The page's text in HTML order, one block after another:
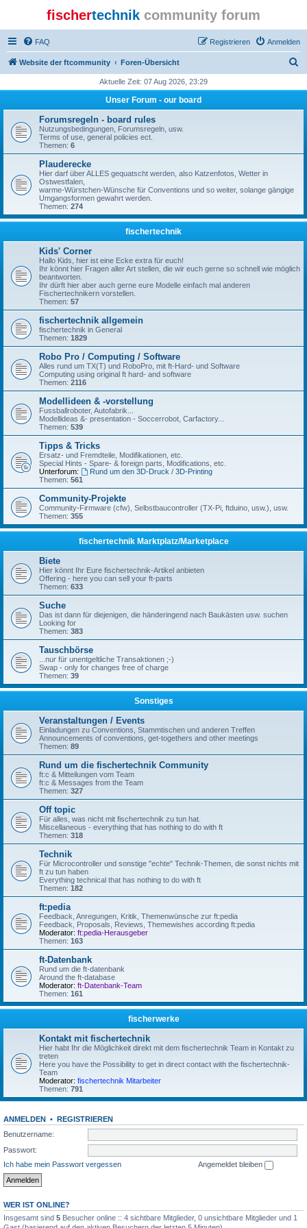
fischertechnik community forum
FAQ Anmelden
Registrieren
Website der ftcommunity Foren-Übersicht
h
Aktuelle Zeit: 07 Aug 2026, 23:29
Unser Forum - our board
Forumsregeln - board rules
Nutzungsbedingungen, Forumsregeln, usw.
Terms of use, general policies ect.
Themen: 6
Plauderecke
Hier darf über ALLES gequatscht werden, also Katzenfotos, Wetter in
Ostwestfalen,
warme-Würstchen-Wünsche für Conventions und so weiter, solange gängige
Umgangsformen gewahrt werden.
Themen: 274
fischertechnik
Kids' Corner
Hallo Kids, hier ist eine Ecke extra für euch!
Ihr könnt hier Fragen aller Art stellen, die wir euch gerne so schnell wie möglich
beantworten.
Ihr dürft hier aber auch gerne eure Modelle einfach mal anderen
Fischertechnikern vorstellen.
Themen: 57
fischertechnik allgemein
fischertechnik in General
Themen: 1829
Robo Pro / Computing / Software
Alles rund um TX(T) und RoboPro, mit ft-Hard- und Software
Computing using original ft hard- and software
Themen: 2116
Modellideen & -vorstellung
Fussballroboter, Autofabrik...
Modellideas &- presentation - Soccerrobot, Carfactory...
Themen: 539
Tipps & Tricks
Ersatz- und Fremdteile, Modifikationen, etc.
Special Hints - Spare- & foreign parts, Modifications, etc.
Unterforum:
Rund um den 3D-Druck / 3D-Printing
Themen: 561
Community-Projekte
Community-Firmware (cfw), Selbstbaucontroller (TX-Pi, ftduino, usw.), usw.
Themen: 355
fischertechnik Marktplatz/Marketplace
Biete
Hier könnt Ihr Eure fischertechnik-Artikel anbieten
Offering - here you can sell your ft-parts
Themen: 633
Suche
Das ist dann für diejenigen, die händeringend nach Baukästen usw. suchen
Looking for
Themen: 383
Tauschbörse
...nur für unentgeltliche Transaktionen ;-)
Swap - only for changes free of charge
Themen: 39
Sonstiges
Veranstaltungen / Events
Einladungen zu Conventions, Stammtischen und anderen Treffen
Announcements of conventions, get-togethers and other meetings
Themen: 89
Rund um die fischertechnik Community
ft:c & Mitteilungen vom Team
ft:c & Messages from the Team
Themen: 327
Off topic
Für alles, was nicht mit fischertechnik zu tun hat.
Miscellaneous - everything that has nothing to do with ft
Themen: 318
Technik
Für Microcontroller und sonstige "echte" Technik-Themen, die sonst nichts mit
ft zu tun haben
Everything technical that has nothing to do with ft
Themen: 182
ft:pedia
Feedback, Anregungen, Kritik, Themenwünsche zur ft:pedia
Feedback, Proposals, Reviews, Themewishes according ft:pedia
Moderator: ft:pedia-Herausgeber
Themen: 163
ft-Datenbank
Rund um die ft-datenbank
Around the ft-database
Moderator: ft-Datenbank-Team
Themen: 161
fischerwerke
Kontakt mit fischertechnik
Hier habt Ihr die Möglichkeit direkt mit dem fischertechnik Team in Kontakt zu
treten
Here you have the Possibility to get in direct contact with the fischertechnik-
Team
Moderator: fischertechnik Mitarbeiter
Themen: 791
ANMELDEN • REGISTRIEREN
Benutzername:
Passwort:
Ich habe mein Passwort vergessen
Angemeldet bleiben
WER IST ONLINE?
Insgesamt sind 5 Besucher online :: 4 sichtbare Mitglieder, 0 unsichtbare Mitglieder und 1